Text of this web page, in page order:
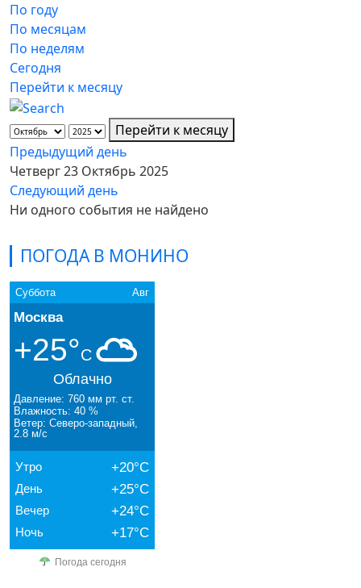
ПОГОДА В МОНИНО
Суббота Авг
Москва
+25°C
Облачно
Давление: 760 мм рт. ст.
Влажность: 40 %
Ветер: Северо-западный,
2.8 м/с
Утро +20°C
День +25°C
Вечер +24°C
Ночь +17°C
Погода сегодня
По году
По месяцам
По неделям
Сегодня
Перейти к месяцу
Перейти к месяцу
Предыдущий день
Четверг 23 Октябрь 2025
Следующий день
Ни одного события не найдено